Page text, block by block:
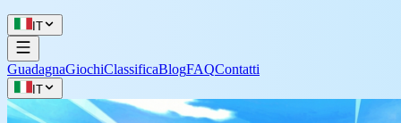
IT
GuadagnaGiochiClassificaBlogFAQContatti
IT